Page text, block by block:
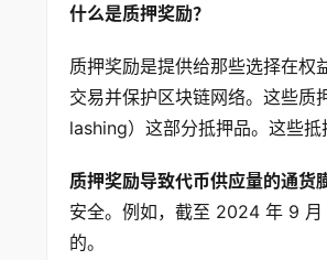
什么是质押奖励？
质押奖励是提供给那些选择在权
交易并保护区块链网络。这些质
lashing）这部分抵押品。这些
质押奖励导致代币供应量的通货
安全。例如，截至 2024 年 9
的。